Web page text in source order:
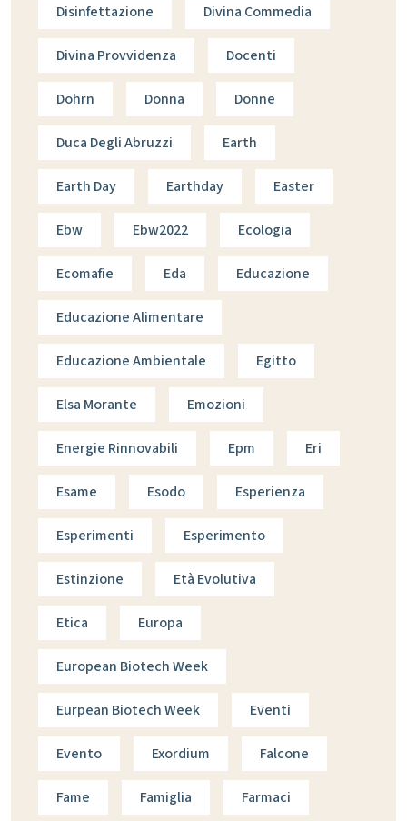
Disinfettazione Divina Commedia
Divina Provvidenza Docenti
Dohrn Donna Donne
Duca Degli Abruzzi Earth
Earth Day Earthday Easter
Ebw Ebw2022 Ecologia
Ecomafie Eda Educazione
Educazione Alimentare
Educazione Ambientale Egitto
Elsa Morante Emozioni
Energie Rinnovabili Epm Eri
Esame Esodo Esperienza
Esperimenti Esperimento
Estinzione Età Evolutiva
Etica Europa
European Biotech Week
Eurpean Biotech Week Eventi
Evento Exordium Falcone
Fame Famiglia Farmaci